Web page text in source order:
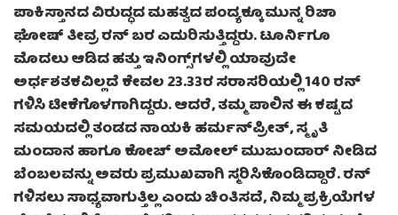
ಪಾಕಿಸ್ತಾನದ ವಿರುದ್ಧದ ಮಹತ್ವದ ಪಂದ್ಯಕ್ಕೂ ಮುನ್ನ ರಿಚಾ
ಘೋಷ್ ತೀವ್ರ ರನ್ ಬರ ಎದುರಿಸುತ್ತಿದ್ದರು. ಟೂರ್ನಿಗೂ
ಮೊದಲು ಆಡಿದ ಹತ್ತು ಇನಿಂಗ್ಸ್‌ಗಳಲ್ಲಿ ಯಾವುದೇ
ಅರ್ಧಶತಕವಿಲ್ಲದೆ ಕೇವಲ 23.33ರ ಸರಾಸರಿಯಲ್ಲಿ 140 ರನ್
ಗಳಿಸಿ ಟೀಕೆಗೊಳಗಾಗಿದ್ದರು. ಆದರೆ, ತಮ್ಮ ಪಾಲಿನ ಈ ಕಷ್ಟದ
ಸಮಯದಲ್ಲಿ ತಂಡದ ನಾಯಕಿ ಹರ್ಮನ್‌ಪ್ರೀತ್, ಸ್ಮೃತಿ
ಮಂದಾನ ಹಾಗೂ ಕೋಚ್ ಅಮೋಲ್ ಮುಜುಂದಾರ್ ನೀಡಿದ
ಬೆಂಬಲವನ್ನು ಅವರು ಪ್ರಮುಖವಾಗಿ ಸ್ಮರಿಸಿಕೊಂಡಿದ್ದಾರೆ. ರನ್
ಗಳಿಸಲು ಸಾಧ್ಯವಾಗುತ್ತಿಲ್ಲ ಎಂದು ಚಿಂತಿಸದೆ, ನಿಮ್ಮ ಪ್ರಕ್ರಿಯೆಗಳ